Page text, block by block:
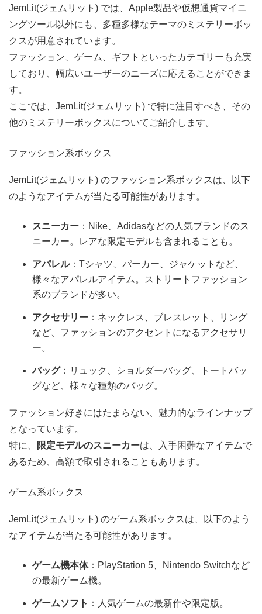
JemLit(ジェムリット) では、Apple製品や仮想通貨マイニ
ングツール以外にも、多種多様なテーマのミステリーボッ
クスが用意されています。
ファッション、ゲーム、ギフトといったカテゴリーも充実
しており、幅広いユーザーのニーズに応えることができま
す。
ここでは、JemLit(ジェムリット) で特に注目すべき、その
他のミステリーボックスについてご紹介します。
ファッション系ボックス
JemLit(ジェムリット) のファッション系ボックスは、以下
のようなアイテムが当たる可能性があります。
スニーカー ：Nike、Adidasなどの人気ブランドのス
ニーカー。レアな限定モデルも含まれることも。
アパレル：Tシャツ、パーカー、ジャケットなど、
様々なアパレルアイテム。ストリートファッション
系のブランドが多い。
アクセサリー ：ネックレス、ブレスレット、リング
など、ファッションのアクセントになるアクセサリ
ー。
バッグ：リュック、ショルダーバッグ、トートバッ
グなど、様々な種類のバッグ。
ファッション好きにはたまらない、魅力的なラインナップ
となっています。
特に、
限定モデルのスニーカーは、入手困難なアイテムで
あるため、高額で取引されることもあります。
ゲーム系ボックス
JemLit(ジェムリット) のゲーム系ボックスは、以下のよう
なアイテムが当たる可能性があります。
ゲーム機本体：PlayStation 5、Nintendo Switchなど
の最新ゲーム機。
ゲームソフト ：人気ゲームの最新作や限定版。